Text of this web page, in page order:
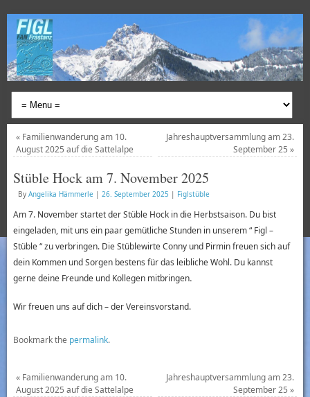
«Familienwanderung am 10.
August 2025 auf die Sattelalpe
Jahreshauptversammlung am 23.
September 25»
Stüble Hock am 7. November 2025
By Angelika Hämmerle | 26. September 2025 | Figlstüble
Am 7. November startet der Stüble Hock in die Herbstsaison. Du bist
eingeladen, mit uns ein paar gemütliche Stunden in unserem “ Figl –
Stüble “ zu verbringen. Die Stüblewirte Conny und Pirmin freuen sich auf
dein Kommen und Sorgen bestens für das leibliche Wohl. Du kannst
gerne deine Freunde und Kollegen mitbringen.
Wir freuen uns auf dich – der Vereinsvorstand.
Bookmark the permalink.
«Familienwanderung am 10.
August 2025 auf die Sattelalpe
Jahreshauptversammlung am 23.
September 25»